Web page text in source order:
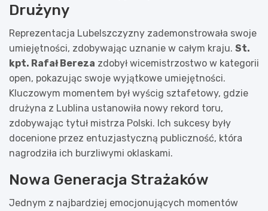
Drużyny
Reprezentacja Lubelszczyzny zademonstrowała swoje
umiejętności, zdobywając uznanie w całym kraju. St.
kpt. Rafał Bereza zdobył wicemistrzostwo w kategorii
open, pokazując swoje wyjątkowe umiejętności.
Kluczowym momentem był wyścig sztafetowy, gdzie
drużyna z Lublina ustanowiła nowy rekord toru,
zdobywając tytuł mistrza Polski. Ich sukcesy były
docenione przez entuzjastyczną publiczność, która
nagrodziła ich burzliwymi oklaskami.
Nowa Generacja Strażaków
Jednym z najbardziej emocjonujących momentów